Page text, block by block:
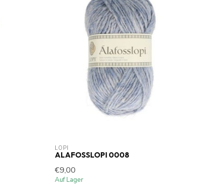
LOPI
ALAFOSSLOPI 0008
€9,00
Auf Lager